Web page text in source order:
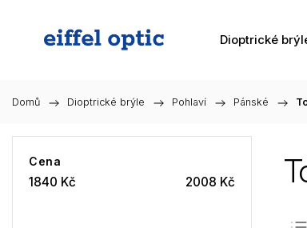
Dioptrické
Domů / Dioptrické brýle / Pohlaví / Pánské /
Cena
1840 Kč 2008 Kč